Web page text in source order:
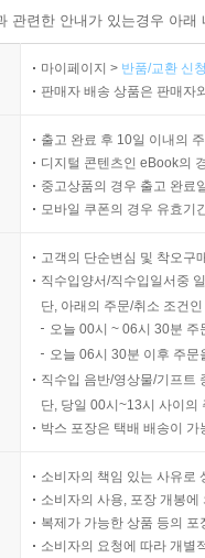
관련한 안내가 있는경우 아
마이페이지 > 반품/교환 신
판매자 배송 상품은 판매자
출고 완료 후 10일 이내의
디지털 콘텐츠인 eBook의
중고상품의 경우 출고 완료
모바일 쿠폰의 경우 유효기
고객의 단순변심 및 착오구
직수입양서/직수입일서중
단, 아래의 주문/취소 조건
오늘 00시 ~ 06시 30분
오늘 06시 30분 이후 주
직수입 음반/영상물/기프트
단, 당일 00시~13시 사이의
박스 포장은 택배 배송이
소비자의 책임 있는 사유로
소비자의 사용, 포장 개봉
복제가 가능한 상품 등의
소비자의 요청에 따라 개별